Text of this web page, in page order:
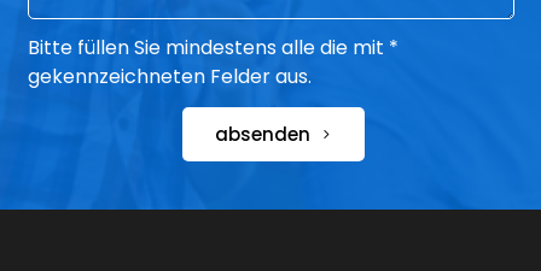
Bitte füllen Sie mindestens alle die mit *
gekennzeichneten Felder aus.
absenden